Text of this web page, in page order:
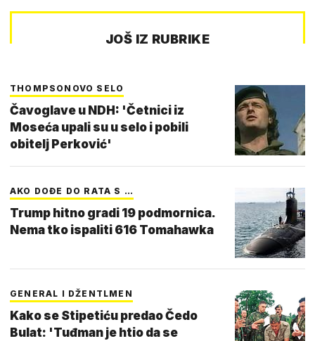
JOŠ IZ RUBRIKE
THOMPSONOVO SELO
Čavoglave u NDH: 'Četnici iz
Moseća upali su u selo i pobili
obitelj Perković'
AKO DOĐE DO RATA S …
Trump hitno gradi 19 podmornica.
Nema tko ispaliti 616 Tomahawka
GENERAL I DŽENTLMEN
Kako se Stipetiću predao Čedo
Bulat: 'Tuđman je htio da se